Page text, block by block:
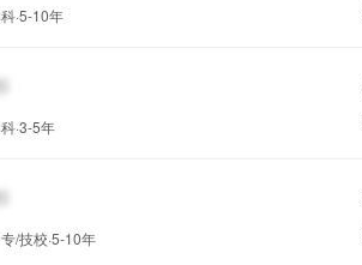
科·5-10年
·3-5年
专/技校·5-10年